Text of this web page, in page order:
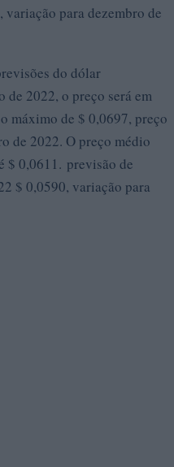
para dezembro de
do dólar
2022, o preço será em
máximo de $ 0,0697, preço
de 2022. O preço médio
$ 0,0611. previsão de
$ 0,0590, variação para